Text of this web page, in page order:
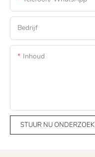
Bedrijf
Inhoud
STUUR NU ONDERZOEK